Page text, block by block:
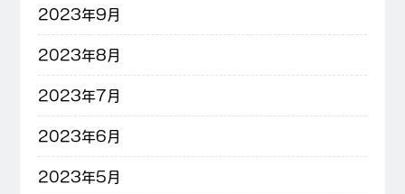
2023年9月
2023年8月
2023年7月
2023年6月
2023年5月